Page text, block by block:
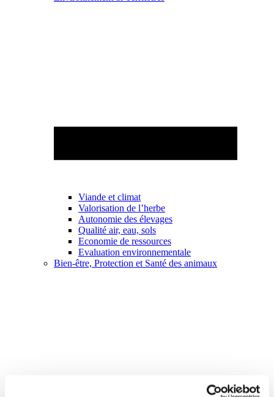
Viande et climat
Valorisation de l’herbe
Autonomie des élevages
Qualité air, eau, sols
Economie de ressources
Evaluation environnementale
Bien-être, Protection et Santé des animaux